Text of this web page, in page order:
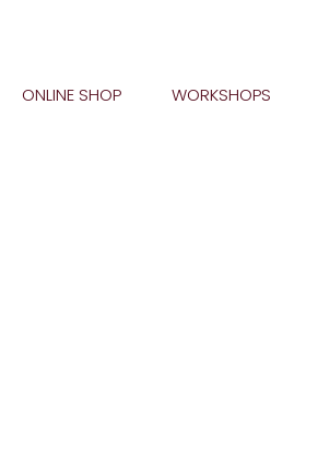
ONLINE SHOP WORKSHOPS